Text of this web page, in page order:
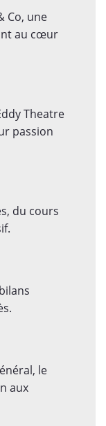
Co, une
au cœur
Theatre
passion
du cours
le
aux